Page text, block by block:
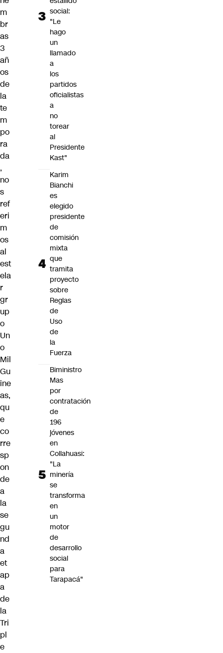
m
br
as
3
añ
os
de
la
te
m
po
ra
da
,
no
s
ref
eri
m
os
al
est
ela
r
gr
up
o
Un
o
Mil
Gu
ine
as,
qu
e
co
rre
sp
on
de
a
la
se
gu
nd
a
et
ap
a
de
la
Tri
pl
e
social:
"Le
hago
un
llamado
a
los
partidos
oficialistas
a
no
torear
al
Presidente
Kast"
Karim
Bianchi
es
elegido
presidente
de
comisión
mixta
que
tramita
proyecto
sobre
Reglas
de
Uso
de
la
Fuerza
Biministro
Mas
por
contratación
de
196
jóvenes
en
Collahuasi:
"La
minería
se
transforma
en
un
motor
de
desarrollo
social
para
Tarapacá"